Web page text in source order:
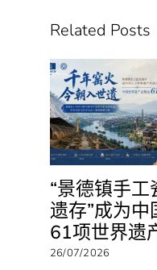
Related Posts
“景德镇手工
遗存”成为中
61项世界遗
26/07/2026